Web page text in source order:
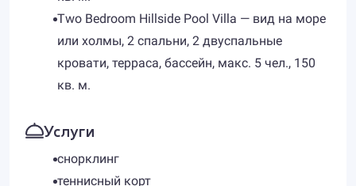
Two Bedroom Hillside Pool Villa — вид на море
или холмы, 2 спальни, 2 двуспальные
кровати, терраса, бассейн, макс. 5 чел., 150
кв. м.
Услуги
снорклинг
теннисный корт